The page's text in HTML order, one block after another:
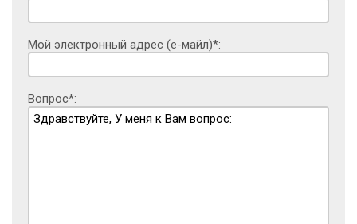
Мой электронный адрес (е-майл)*:
Вопрос*: